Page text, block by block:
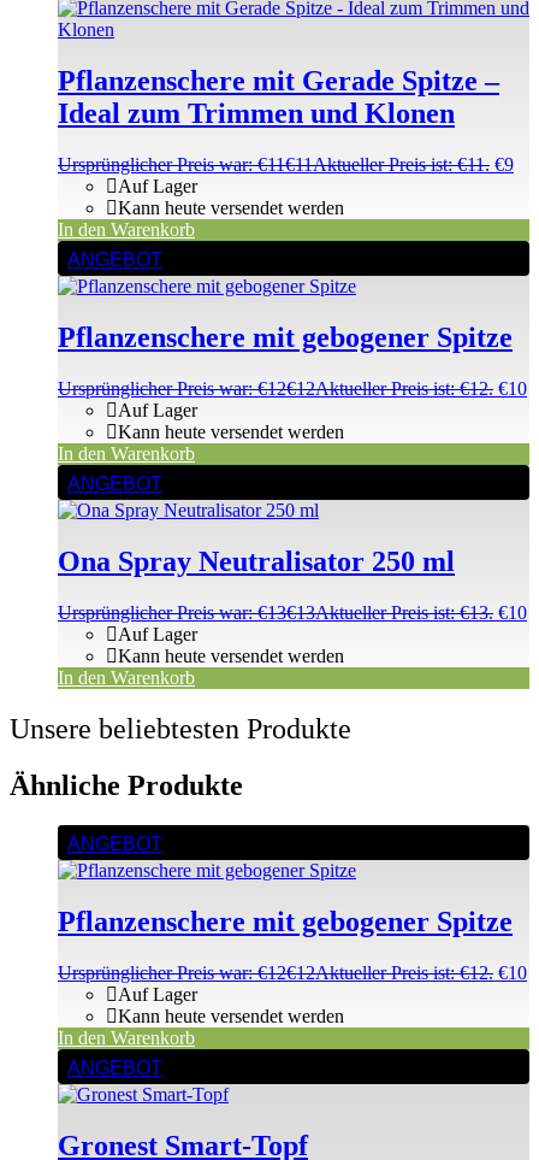
Pflanzenschere mit Gerade Spitze –
Ideal zum Trimmen und Klonen
Ursprünglicher Preis war: €11€11Aktueller Preis ist: €11. €9
Auf Lager
Kann heute versendet werden
In den Warenkorb
ANGEBOT
Pflanzenschere mit gebogener Spitze
Ursprünglicher Preis war: €12€12Aktueller Preis ist: €12. €10
Auf Lager
Kann heute versendet werden
In den Warenkorb
ANGEBOT
Ona Spray Neutralisator 250 ml
Ursprünglicher Preis war: €13€13Aktueller Preis ist: €13. €10
Auf Lager
Kann heute versendet werden
In den Warenkorb
Unsere beliebtesten Produkte
Ähnliche Produkte
ANGEBOT
Pflanzenschere mit gebogener Spitze
Ursprünglicher Preis war: €12€12Aktueller Preis ist: €12. €10
Auf Lager
Kann heute versendet werden
In den Warenkorb
ANGEBOT
Gronest Smart-Topf